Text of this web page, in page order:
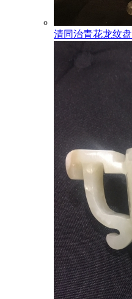
清同治青花龙纹盘